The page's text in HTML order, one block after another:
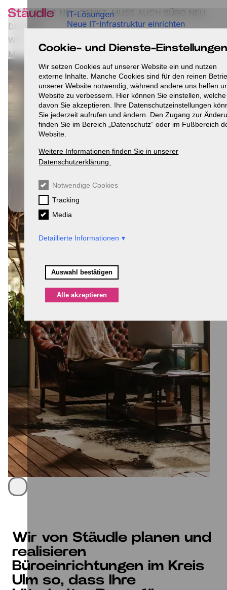
Cookie- und Dienste-
Wir setzen Cookies auf unserer Website ein und nutzen
externe Inhalte. Manche Cookies sind für den reinen
unserer Website notwendig, während andere uns helfen
Website zu verbessern. Hier können Sie einstellen, welche
davon Sie akzeptieren. Ihre Datenschutzeinstellungen
Sie jederzeit aufrufen und ändern. Den Zugang zur
finden Sie im Bereich „Datenschutz“ oder im Fußbereich
Website.
Weitere Informationen finden Sie in unserer
Datenschutzerklärung.
Notwendige Cookies
Tracking
Media
Detaillierte Informationen
Auswahl bestätigen
Alle akzeptieren
zum
Inhalt
IT-Lösungen
Neue IT-Infrastruktur einrichten
Ganzheitliche IT-Betreuung
Individuelle IT-Einzellösungen
Büro-Lösungen
Neues Büro einrichten
Büro modernisieren
New Work Konzepte
Referenzen
Karriere
Über uns
Blog
AGB
Datenschutz
Impressum
Teamviewer
WER ARBEIT NEU DENKT, MUSS AUCH BÜRO NEU
DENKEN
WER ARBEIT NEU DENKT,
MUSS AUCH BÜRO NEU DENKEN
Wir von Stäudle planen und
realisieren
Büroeinrichtungen im Kreis
Ulm so, dass Ihre